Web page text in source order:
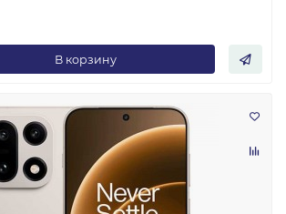
В корзину